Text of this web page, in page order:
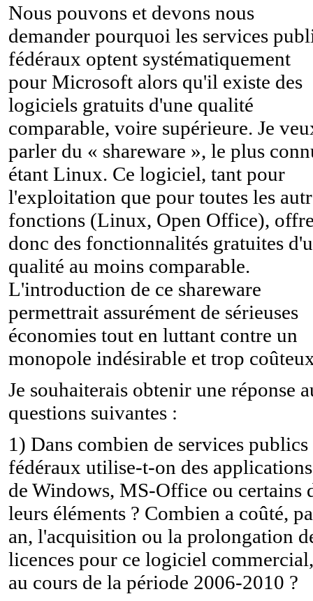
Nous pouvons et devons nous
demander pourquoi les services
fédéraux optent systématiquement
pour Microsoft alors qu'il existe des
logiciels gratuits d'une qualité
comparable, voire supérieure. Je
parler du « shareware », le plus
étant Linux. Ce logiciel, tant pour
l'exploitation que pour toutes les
fonctions (Linux, Open Office),
donc des fonctionnalités gratuites
qualité au moins comparable.
L'introduction de ce shareware
permettrait assurément de sérieuses
économies tout en luttant contre un
monopole indésirable et trop
Je souhaiterais obtenir une réponse
questions suivantes :
1) Dans combien de services publics
fédéraux utilise-t-on des applications
de Windows, MS-Office ou certains
leurs éléments ? Combien a coûté,
an, l'acquisition ou la prolongation
licences pour ce logiciel commercial,
au cours de la période 2006-2010 ?